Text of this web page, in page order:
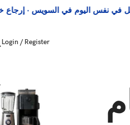
Login / Register
السويس · إرجاع خلال 14 يوم · ضمان رسمي